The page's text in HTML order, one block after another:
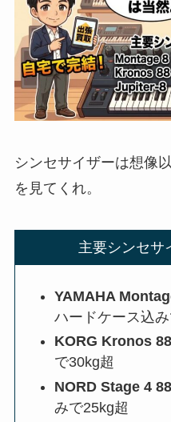
シンセサイザーは想像
を見てくれ。
主要シンセサ
YAMAHA
ハードケース込
KORG Kronos 88
で30kg超
NORD Stage 4 88
みで25kg超